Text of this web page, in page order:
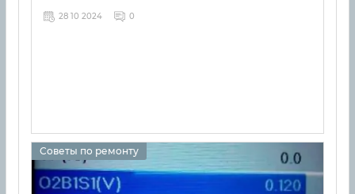
28 10 2024 0
Советы по ремонту